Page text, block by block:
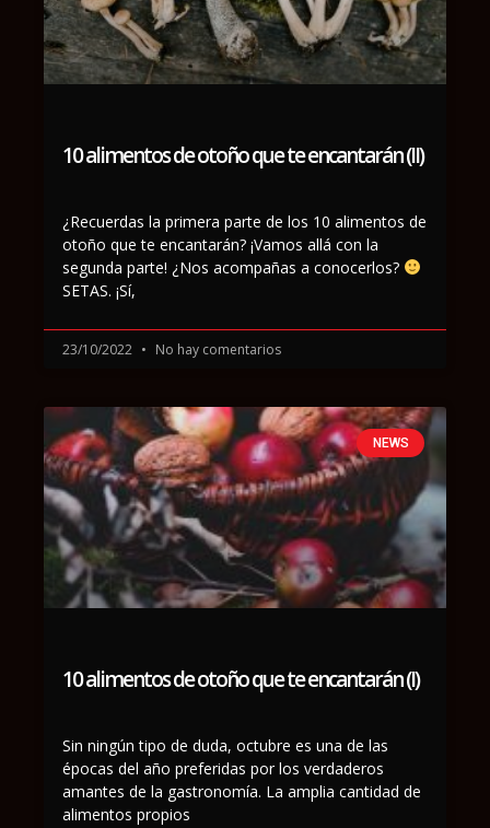
10 alimentos de otoño que te encantarán (II)
¿Recuerdas la primera parte de los 10 alimentos de
otoño que te encantarán? ¡Vamos allá con la
segunda parte! ¿Nos acompañas a conocerlos?
SETAS. ¡Sí,
23/10/2022 No hay comentarios
NEWS
10 alimentos de otoño que te encantarán (I)
Sin ningún tipo de duda, octubre es una de las
épocas del año preferidas por los verdaderos
amantes de la gastronomía. La amplia cantidad de
alimentos propios